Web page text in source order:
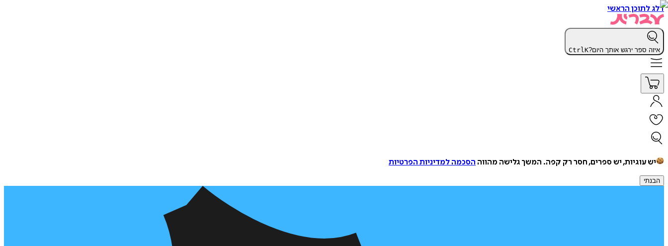
דלג לתוכן הראשי
איזה ספר ירגש אותך היום? CtrlK
יש עוגיות, יש ספרים, חסר רק קפה. המשך גלישה מהווה הסכמה למדיניות הפרטיות
הבנתי